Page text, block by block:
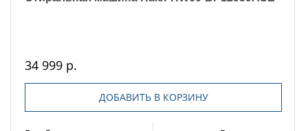
34 999 р.
ДОБАВИТЬ В КОРЗИНУ